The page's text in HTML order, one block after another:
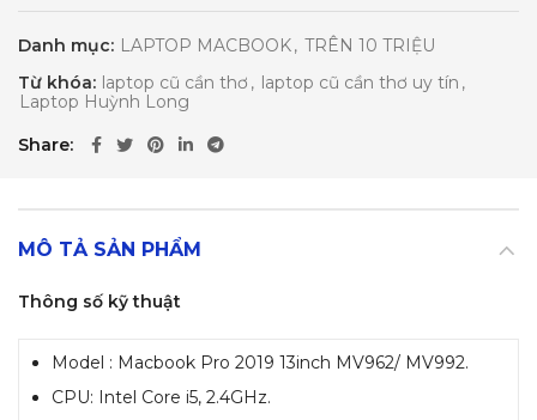
Danh mục: LAPTOP MACBOOK, TRÊN 10 TRIỆU
Từ khóa: laptop cũ cần thơ , laptop cũ cần thơ uy tín ,
Laptop Huỳnh Long
Share
MÔ TẢ SẢN PHẨM
Thông số kỹ thuật
Model : Macbook Pro 2019 13inch MV962/ MV992.
CPU: Intel Core i5, 2.4GHz.